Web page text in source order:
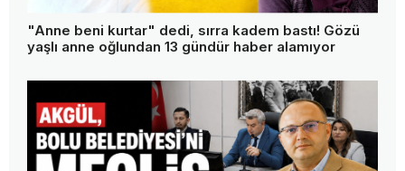
"Anne beni kurtar" dedi, sırra kadem bastı! Gözü
yaşlı anne oğlundan 13 gündür haber alamıyor